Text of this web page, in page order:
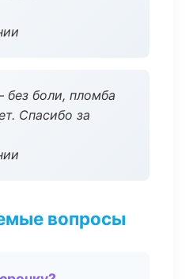
боли, пломба
Спасибо за
вопросы